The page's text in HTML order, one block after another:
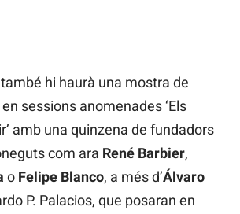
també hi haurà una mostra de
sessions anomenades ‘Els
amb una quinzena de fundadors
com ara René Barbier,
o Felipe Blanco, a més d’Álvaro
P. Palacios, que posaran en